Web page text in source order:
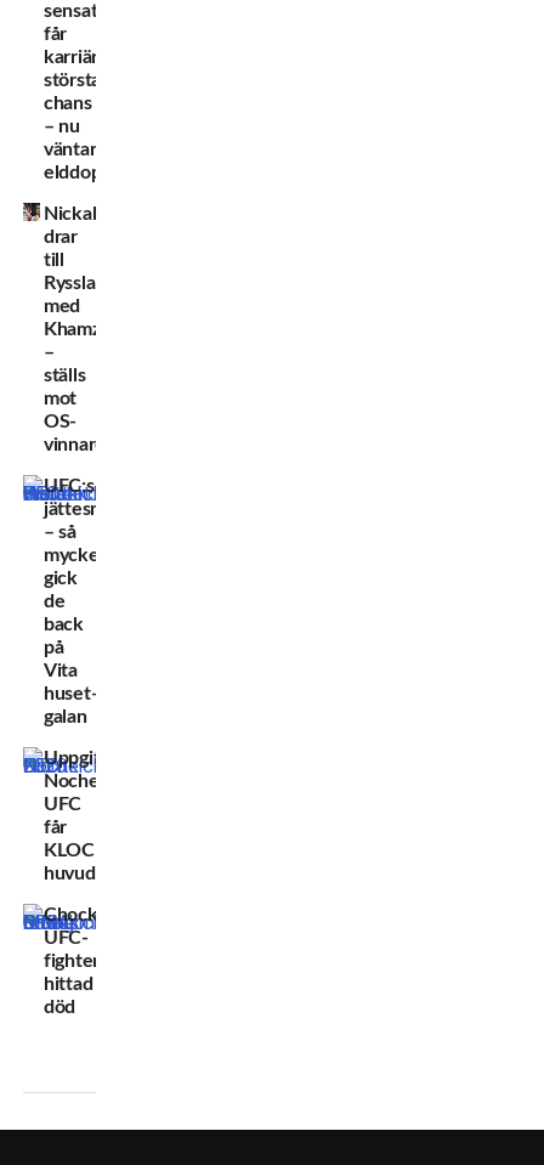
sensationen
får
karriärens
största
chans
– nu
väntar
elddopet
Nickal
drar
till
Ryssland
med
Khamzat
–
ställs
mot
OS-
vinnare
UFC:s
jättesmäll
– så
mycket
gick
de
back
på
Vita
huset-
galan
Uppgifter:
Noche
UFC
får
KLOCKREN
huvudmatch
Chockbeskedet:
UFC-
fighter
hittad
död